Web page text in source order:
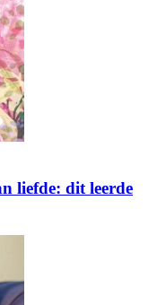
liefde: dit leerde